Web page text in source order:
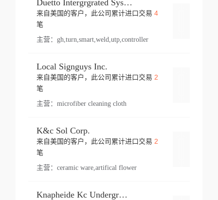
Duetto Intergrgrated Systems Inc.
来自美国的客户，此公司累计进口交易 4
笔
主营： gh,turn,smart,weld,utp,controller
Local Signguys Inc.
来自美国的客户，此公司累计进口交易 2
笔
主营： microfiber cleaning cloth
K&c Sol Corp.
来自美国的客户，此公司累计进口交易 2
笔
主营： ceramic ware,artifical flower
Knapheide Kc Underground